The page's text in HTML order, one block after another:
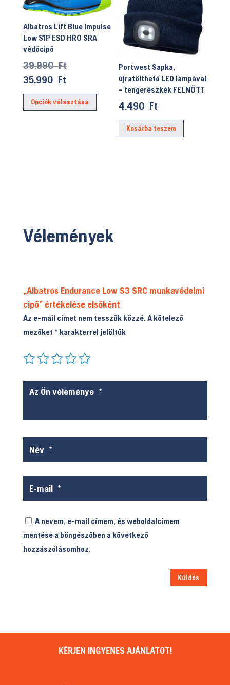
Albatros Lift Blue Impulse
Low S1P ESD HRO SRA
védőcipő
39.990FtOriginal
was:
39.990 Ft.
35.990 FtCurrent
price
is:
Opciók választása
Ennek
terméknek
ki
Portwest Sapka,
újratölthető LED lámpával
– tengerészkék FELNŐTT
4.490 Ft
Kosárba teszem
Vélemények
„Albatros Endurance Low S3 SRC munkavédelmi
cipő” értékelése elsőként
Az e-mail címet nem tesszük közzé. A kötelező
mezőket * karakterrel jelöltük
A nevem, e-mail címem, és weboldalcímem
mentése a böngészőben a következő
hozzászólásomhoz.
Küldés
KÉRJEN INGYENES AJÁNLATOT!